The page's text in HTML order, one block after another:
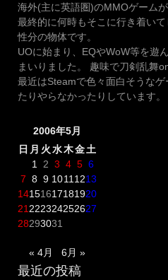
海外(主に英語圏)のMMOゲーム
最終的に何時もそこに行き着いて
性分の物体です。
UOに始まり、EQやWoW等を遊
まいりました。 趣味で刀剣乱舞
最近はSteamで色々面白そうな
たりやらなかったりしています。
2006年5月
日 月 火水木金土
1 2 3 4 5 6
7 8 9 10111213
14151617181920
21222324252627
28293031
« 4月 6月 »
最近の投稿